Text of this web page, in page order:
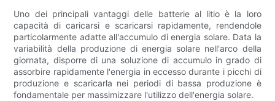
Uno dei principali vantaggi delle batterie al litio è la loro
capacità di caricarsi e scaricarsi rapidamente, rendendole
particolarmente adatte all'accumulo di energia solare. Data la
variabilità della produzione di energia solare nell'arco della
giornata, disporre di una soluzione di accumulo in grado di
assorbire rapidamente l'energia in eccesso durante i picchi di
produzione e scaricarla nei periodi di bassa produzione è
fondamentale per massimizzare l'utilizzo dell'energia solare.